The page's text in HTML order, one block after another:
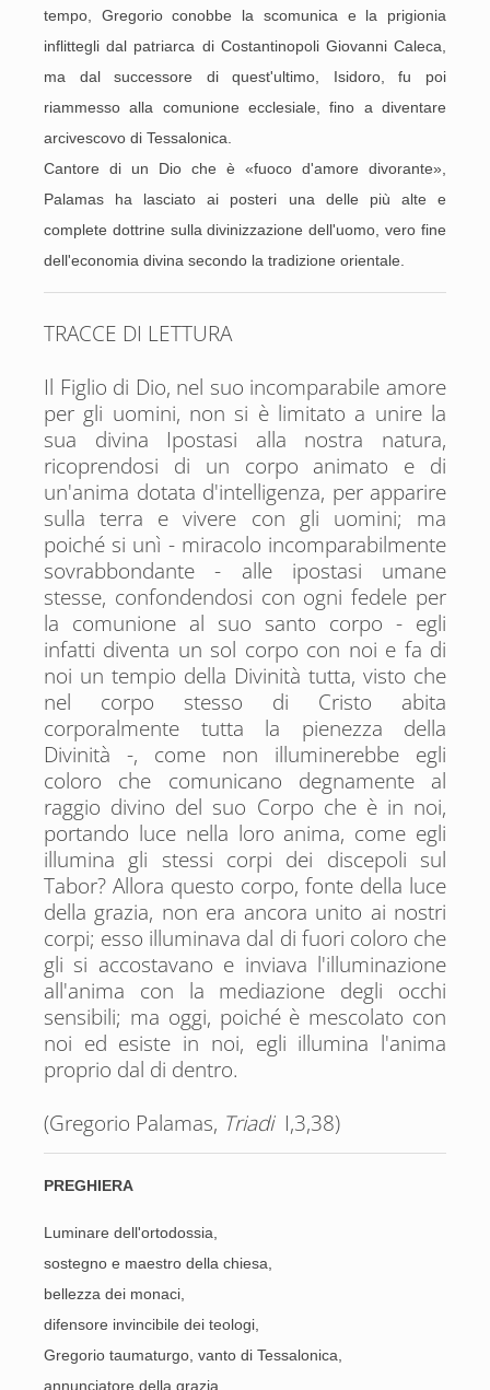
tempo, Gregorio conobbe la scomunica e la prigionia
inflittegli dal patriarca di Costantinopoli Giovanni Caleca,
ma dal successore di quest'ultimo, Isidoro, fu poi
riammesso alla comunione ecclesiale, fino a diventare
arcivescovo di Tessalonica.
Cantore di un Dio che è «fuoco d'amore divorante»,
Palamas ha lasciato ai posteri una delle più alte e
complete dottrine sulla divinizzazione dell'uomo, vero fine
dell'economia divina secondo la tradizione orientale.
TRACCE DI LETTURA
Il Figlio di Dio, nel suo incomparabile amore
per gli uomini, non si è limitato a unire la
sua divina Ipostasi alla nostra natura,
ricoprendosi di un corpo animato e di
un'anima dotata d'intelligenza, per apparire
sulla terra e vivere con gli uomini; ma
poiché si unì - miracolo incomparabilmente
sovrabbondante - alle ipostasi umane
stesse, confondendosi con ogni fedele per
la comunione al suo santo corpo - egli
infatti diventa un sol corpo con noi e fa di
noi un tempio della Divinità tutta, visto che
nel corpo stesso di Cristo abita
corporalmente tutta la pienezza della
Divinità -, come non illuminerebbe egli
coloro che comunicano degnamente al
raggio divino del suo Corpo che è in noi,
portando luce nella loro anima, come egli
illumina gli stessi corpi dei discepoli sul
Tabor? Allora questo corpo, fonte della luce
della grazia, non era ancora unito ai nostri
corpi; esso illuminava dal di fuori coloro che
gli si accostavano e inviava l'illuminazione
all'anima con la mediazione degli occhi
sensibili; ma oggi, poiché è mescolato con
noi ed esiste in noi, egli illumina l'anima
proprio dal di dentro.
(Gregorio Palamas, TriadiI,3,38)
PREGHIERA
Luminare dell'ortodossia,
sostegno e maestro della chiesa,
bellezza dei monaci,
difensore invincibile dei teologi,
Gregorio taumaturgo, vanto di Tessalonica,
annunciatore della grazia,